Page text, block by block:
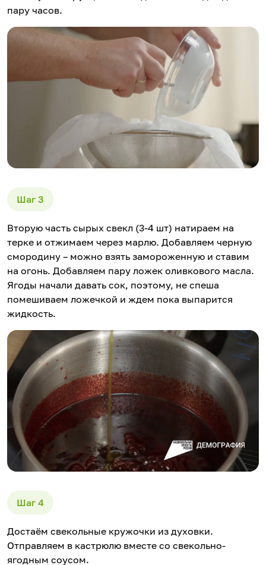
пару часов.
Вторую часть сырых свекл (3-4 шт) натираем на
терке и отжимаем через марлю. Добавляем черную
смородину – можно взять замороженную и ставим
на огонь. Добавляем пару ложек оливкового масла.
Ягоды начали давать сок, поэтому, не спеша
помешиваем ложечкой и ждем пока выпарится
жидкость.
Достаём свекольные кружочки из духовки.
Отправляем в кастрюлю вместе со свекольно-
ягодным соусом.